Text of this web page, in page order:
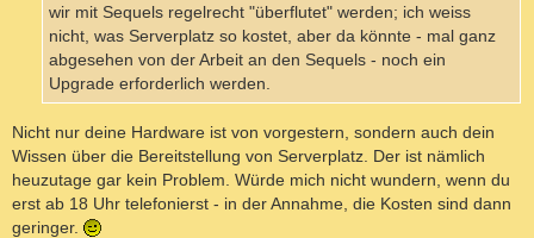
wir mit Sequels regelrecht "überflutet" werden; ich weiss
nicht, was Serverplatz so kostet, aber da könnte - mal ganz
abgesehen von der Arbeit an den Sequels - noch ein
Upgrade erforderlich werden.
Nicht nur deine Hardware ist von vorgestern, sondern auch dein
Wissen über die Bereitstellung von Serverplatz. Der ist nämlich
heuzutage gar kein Problem. Würde mich nicht wundern, wenn du
erst ab 18 Uhr telefonierst - in der Annahme, die Kosten sind dann
geringer.